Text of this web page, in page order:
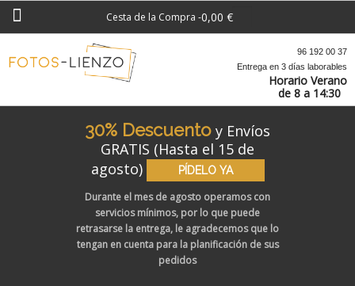
Cesta de la Compra -0,00 €
96 192 00 37
Entrega en 3 días laborables
Horario Verano
de 8 a 14:30
30% Descuento y Envíos
GRATIS (Hasta el 15 de
agosto)
PÍDELO YA
Durante el mes de agosto operamos con
servicios mínimos, por lo que puede
retrasarse la entrega, le agradecemos que lo
tengan en cuenta para la planificación de sus
pedidos